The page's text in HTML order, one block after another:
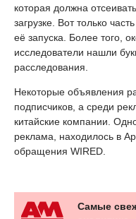
которая должна
загрузке. Вот только
её запуска. Более того,
исследователи нашли
расследования.
Некоторые объявления
подписчиков, а среди
китайские компании.
реклама, находилось в
обращения WIRED.
Самые